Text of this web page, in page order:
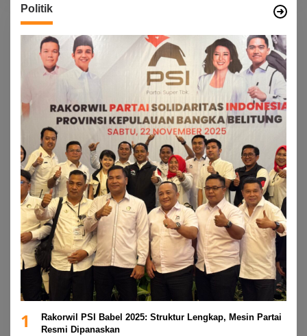
Politik
1
Rakorwil PSI Babel 2025: Struktur Lengkap, Mesin Partai
Resmi Dipanaskan